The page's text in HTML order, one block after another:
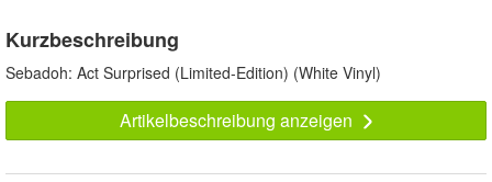
Kurzbeschreibung
Sebadoh: Act Surprised (Limited-Edition) (White Vinyl)
Artikelbeschreibung anzeigen